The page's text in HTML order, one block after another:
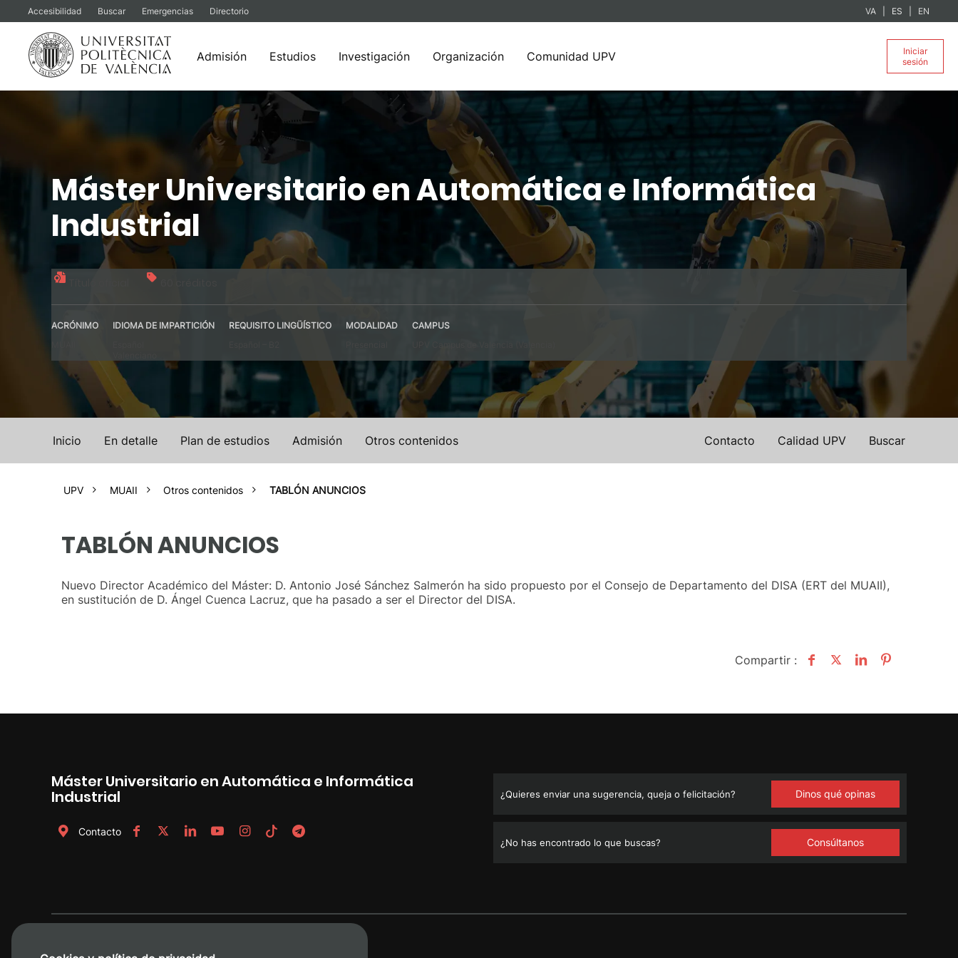
Accesibilidad Buscar Emergencias Directorio VA ES EN
Admisión Estudios Investigación Organización Comunidad UPV
Iniciar
sesión
Máster Universitario en Automática e Informática
Industrial
ACRÓNIMO
IDIOMA DE IMPARTICIÓN
REQUISITO LINGÜÍSTICO
MODALIDAD
CAMPUS
Inicio En detalle Plan de estudios Admisión Otros contenidos Buscar
Calidad UPV
Contacto
UPV MUAII Otros contenidos TABLÓN ANUNCIOS
TABLÓN ANUNCIOS
Nuevo Director Académico del Máster: D. Antonio José Sánchez Salmerón ha sido propuesto por el Consejo de Departamento del DISA (ERT del MUAII),
en sustitución de D. Ángel Cuenca Lacruz, que ha pasado a ser el Director del DISA.
Compartir :
Máster Universitario en Automática e Informática
Industrial
Contacto
¿Quieres enviar una sugerencia, queja o felicitación? Dinos qué opinas
¿No has encontrado lo que buscas? Consúltanos